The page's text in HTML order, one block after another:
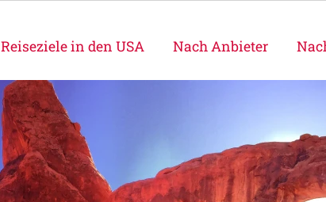
Reiseziele in den USA Nach Anbieter